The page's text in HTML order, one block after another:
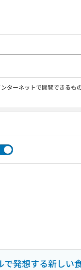
ンターネットで閲覧できるも
発想する新しい